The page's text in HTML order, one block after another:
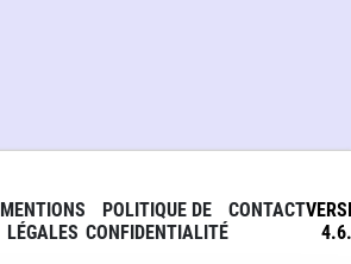
MENTIONS
LÉGALES
POLITIQUE DE
CONFIDENTIALITÉ
CONTACT